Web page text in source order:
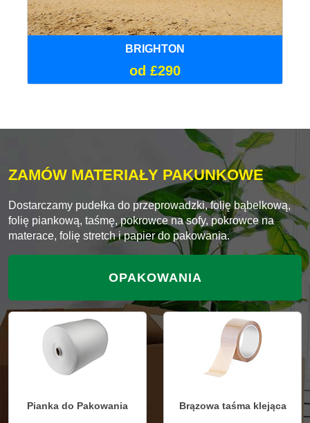
BRIGHTON
od £290
ZAMÓW MATERIAŁY PAKUNKOWE
Dostarczamy pudełka do przeprowadzki, folię bąbelkową,
folię piankową, taśmę, pokrowce na sofy, pokrowce na
materace, folię stretch i papier do pakowania.
OPAKOWANIA
Pianka do Pakowania Brązowa taśma klejąca